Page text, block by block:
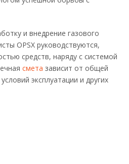
и внедрение газового
OPSX руководствуются,
средств, наряду с системой
смета зависит от общей
эксплуатации и других